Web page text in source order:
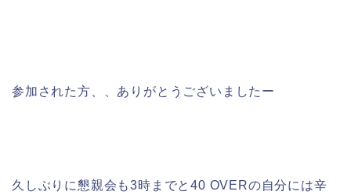
参加された方、、ありがとうございましたー
久しぶりに懇親会も3時までと40 OVERの自分には辛